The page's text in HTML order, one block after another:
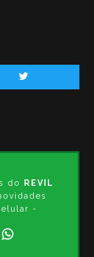
do
REVIL
-